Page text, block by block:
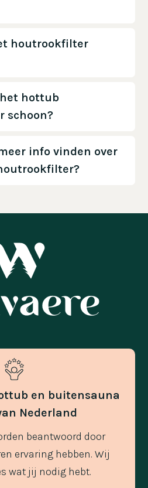
houtrookfilter
hottub
schoon?
info vinden over
en buitensauna
Nederland
beantwoord door
ervaring hebben. Wij
wat jij nodig hebt.